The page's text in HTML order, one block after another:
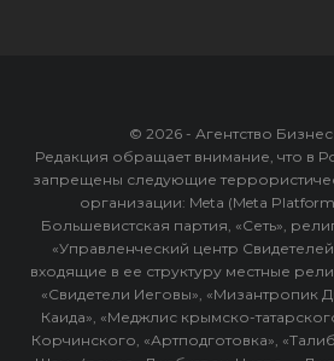
© 2026 - Агентство
Редакция обращает внимание, что в
запрещены следующие
организации: Meta (Meta
Большевистская партия, «Сеть»,
«Управленческий центр
входящие в ее структуру местные
«Свидетели Иеговы», «Мизантропик
Каида», «Меджлис крымско-
Корчинского, «Артподготовка»,